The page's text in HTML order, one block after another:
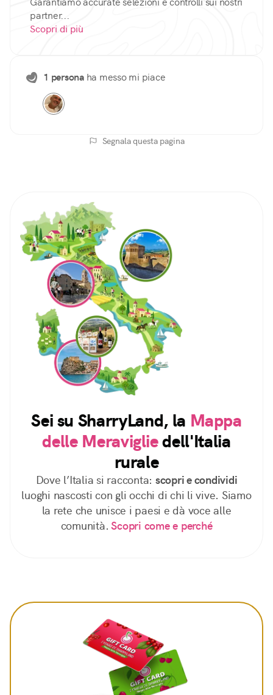
partner...
Scopri di più
1 personaha messo mi piace
Segnala questa pagina
Sei su SharryLand, la Mappa
delle Meravigliedell'Italia
rurale
Dove l’Italia si racconta: scopri e condividi
luoghi nascosti con gli occhi di chi li vive. Siamo
la rete che unisce i paesi e dà voce alle
comunità. Scopri come e perché